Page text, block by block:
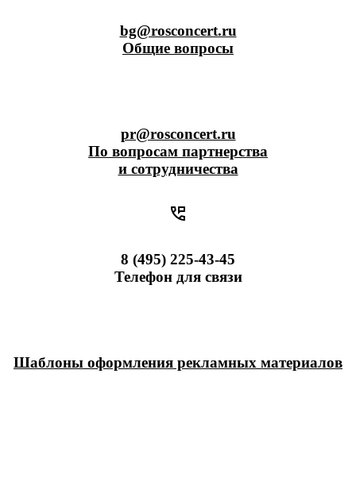
bg@rosconcert.ru
Общие вопросы
pr@rosconcert.ru
По вопросам партнерства
и сотрудничества
8 (495) 225-43-45
Телефон для связи
Шаблоны оформления рекламных материалов